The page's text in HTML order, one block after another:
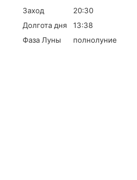
Заход
20:30
Долгота дня
13:38
Фаза Луны
полнолуние